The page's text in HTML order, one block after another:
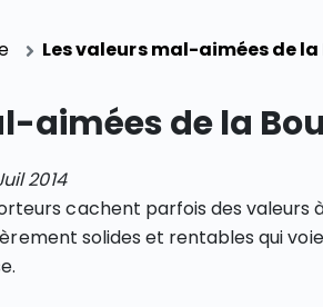
Les valeurs mal-aimées de la
aimées de la
2014
cachent parfois des valeurs
solides et rentables qui